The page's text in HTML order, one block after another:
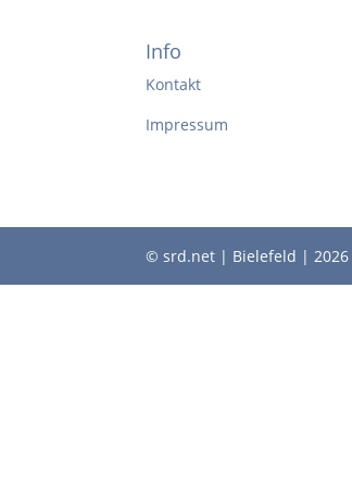
Info
Kontakt
Impressum
© srd.net | Bielefeld | 2026